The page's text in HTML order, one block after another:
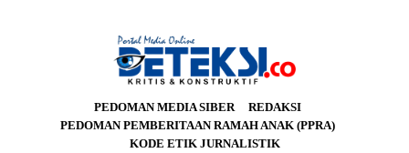
PEDOMAN MEDIA SIBER
REDAKSI
PEDOMAN PEMBERITAAN RAMAH ANAK (PPRA)
KODE ETIK JURNALISTIK